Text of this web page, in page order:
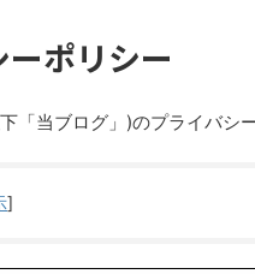
ポリシー
「当ブログ」)のプライバシ
]